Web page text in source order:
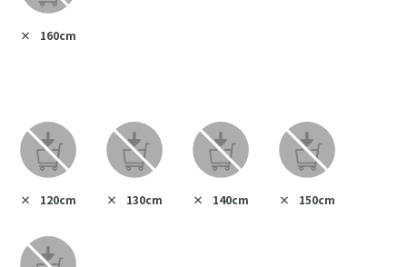
× 160cm
× 120cm × 130cm × 140cm × 150cm